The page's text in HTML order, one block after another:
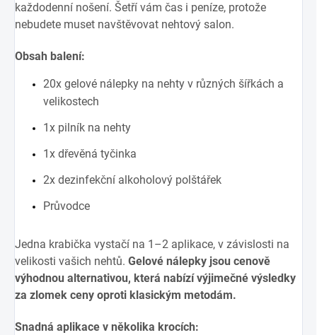
každodenní nošení. Šetří vám čas i peníze, protože
nebudete muset navštěvovat nehtový salon.
Obsah balení:
20x gelové nálepky na nehty v různých šířkách a
velikostech
1x pilník na nehty
1x dřevěná tyčinka
2x dezinfekční alkoholový polštářek
Průvodce
Jedna krabička vystačí na 1–2 aplikace, v závislosti na
velikosti vašich nehtů. Gelové nálepky jsou cenově
výhodnou alternativou, která nabízí výjimečné výsledky
za zlomek ceny oproti klasickým metodám.
Snadná aplikace v několika krocích: